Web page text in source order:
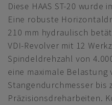
Diese HAAS ST-20
Eine robuste
210 mm hydraulisch
VDI-Revolver mit 12
Spindeldrehzahl von
eine maximale Belastung
Stangendurchmesser bis
Präzisionsdreharbeiten.